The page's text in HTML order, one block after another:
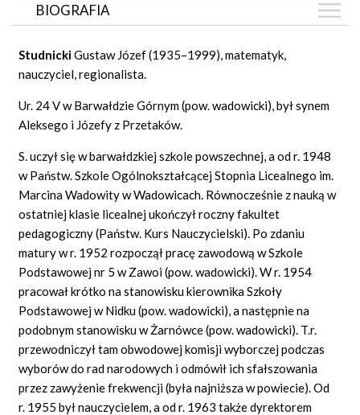
BIOGRAFIA
GRAF POWIĄZAŃ
DYSKUSJA
Mapa
StudnickiGustaw Józef (1935–1999), matematyk,
nauczyciel, regionalista.
Ur. 24 V w Barwałdzie Górnym (pow. wadowicki), był synem
Aleksego i Józefy z Przetaków.
S. uczył się w barwałdzkiej szkole powszechnej, a od r. 1948
w Państw. Szkole Ogólnokształcącej Stopnia Licealnego im.
Marcina Wadowity w Wadowicach. Równocześnie z nauką w
ostatniej klasie licealnej ukończył roczny fakultet
pedagogiczny (Państw. Kurs Nauczycielski). Po zdaniu
matury w r. 1952 rozpoczął pracę zawodową w Szkole
Podstawowej nr 5 w Zawoi (pow. wadowicki). W r. 1954
pracował krótko na stanowisku kierownika Szkoły
Podstawowej w Nidku (pow. wadowicki), a następnie na
podobnym stanowisku w Żarnówce (pow. wadowicki). T.r.
przewodniczył tam obwodowej komisji wyborczej podczas
wyborów do rad narodowych i odmówił ich sfałszowania
przez zawyżenie frekwencji (była najniższa w powiecie). Od
r. 1955 był nauczycielem, a od r. 1963 także dyrektorem